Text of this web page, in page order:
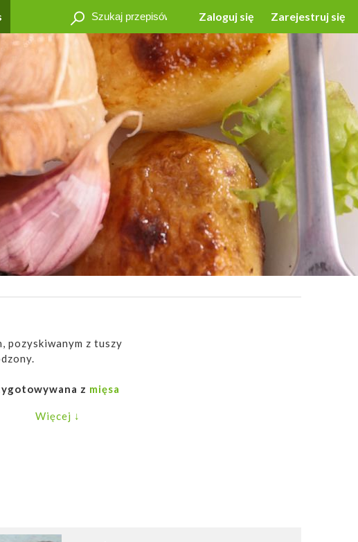
Zaloguj się Zarejestruj się
pozyskiwanym z tuszy
z mięsa
pikantnych lub
wyrób, odpowiednio
miejscu
Więcej ↓